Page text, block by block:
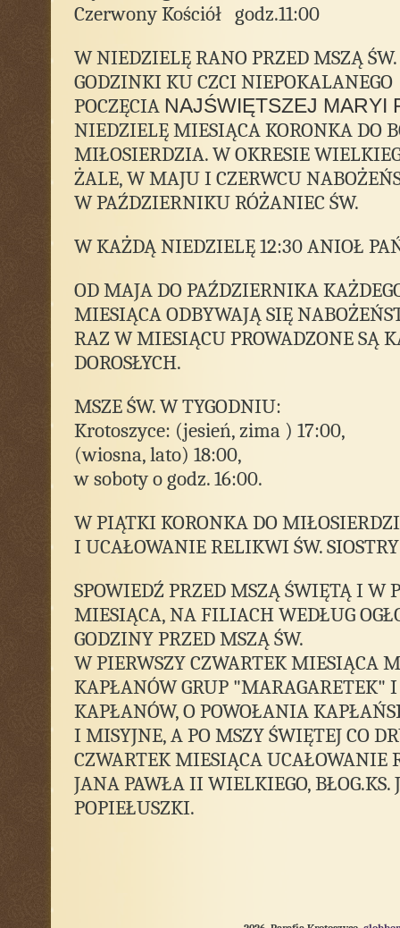
Czerwony Kościół godz.11:00
W NIEDZIELĘ RANO PRZED MSZĄ ŚW.
GODZINKI KU CZCI NIEPOKALANEGO
POCZĘCIA NAJŚWIĘTSZEJ MARYI
NIEDZIELĘ MIESIĄCA KORONKA DO
MIŁOSIERDZIA. W OKRESIE
ŻALE, W MAJU I CZERWCU
W PAŹDZIERNIKU RÓŻANIEC ŚW.
W KAŻDĄ NIEDZIELĘ 12:30 ANIOŁ
OD MAJA DO PAŹDZIERNIKA
MIESIĄCA ODBYWAJĄ SIĘ
RAZ W MIESIĄCU PROWADZONE SĄ
DOROSŁYCH.
MSZE ŚW. W TYGODNIU:
Krotoszyce: (jesień, zima ) 17:00,
(wiosna, lato) 18:00,
w soboty o godz. 16:00.
W PIĄTKI KORONKA DO
I UCAŁOWANIE RELIKWI ŚW.
SPOWIEDŹ PRZED MSZĄ ŚWIĘTĄ I W
MIESIĄCA, NA FILIACH WEDŁUG
GODZINY PRZED MSZĄ ŚW.
W PIERWSZY CZWARTEK MIESIĄCA
KAPŁANÓW GRUP "MARAGARETEK" I
KAPŁANÓW, O POWOŁANIA
I MISYJNE, A PO MSZY ŚWIĘTEJ CO
CZWARTEK MIESIĄCA UCAŁOWANIE
JANA PAWŁA II WIELKIEGO, BŁOG.KS.
POPIEŁUSZKI.